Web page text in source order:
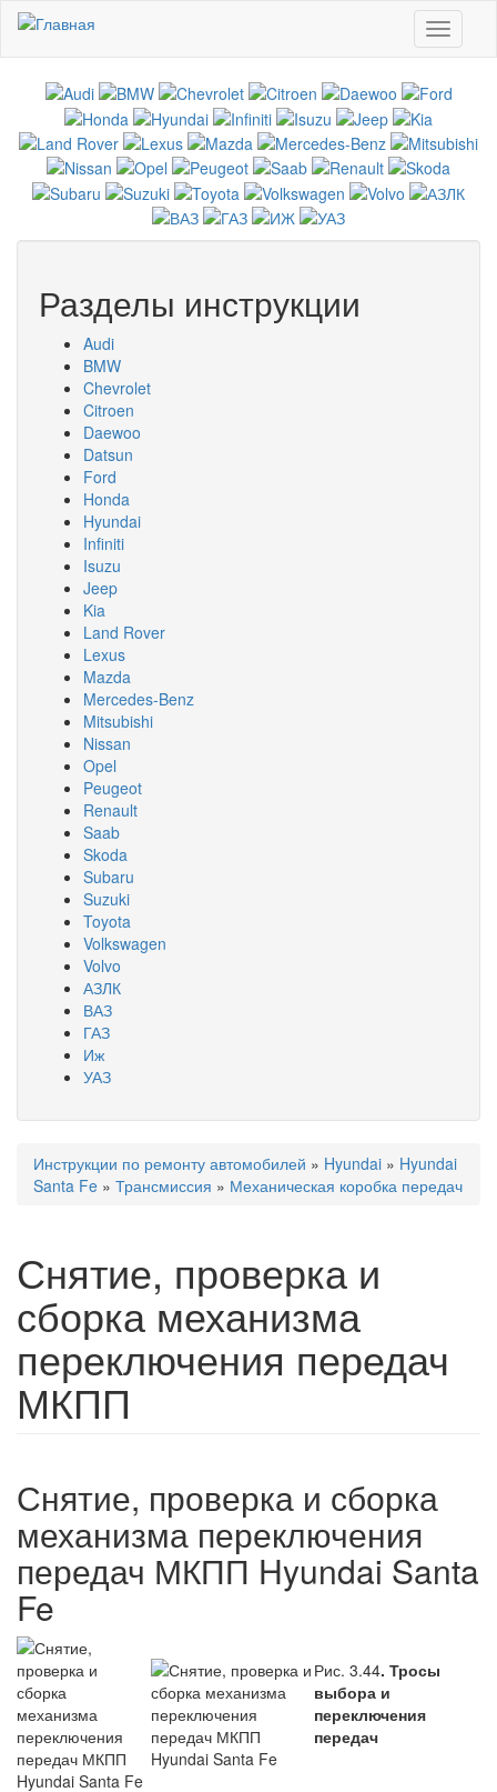
Перейти к основному содержанию
Toggle
Разделы инструкции
Audi
BMW
Chevrolet
Citroen
Daewoo
Datsun
Ford
Honda
Hyundai
Infiniti
Isuzu
Jeep
Kia
Land Rover
Lexus
Mazda
Mercedes-Benz
Mitsubishi
Nissan
Opel
Peugeot
Renault
Saab
Skoda
Subaru
Suzuki
Toyota
Volkswagen
Volvo
АЗЛК
ВАЗ
ГАЗ
Иж
УАЗ
Вы здесь
Инструкции по ремонту автомобилей » Hyundai » Hyundai
Santa Fe » Трансмиссия » Механическая коробка передач
Снятие, проверка и
сборка механизма
переключения передач
МКПП
Снятие, проверка и сборка
механизма переключения
передач МКПП Hyundai Santa
Fe
Рис. 3.44. Тросы
выбора и
переключения
передач